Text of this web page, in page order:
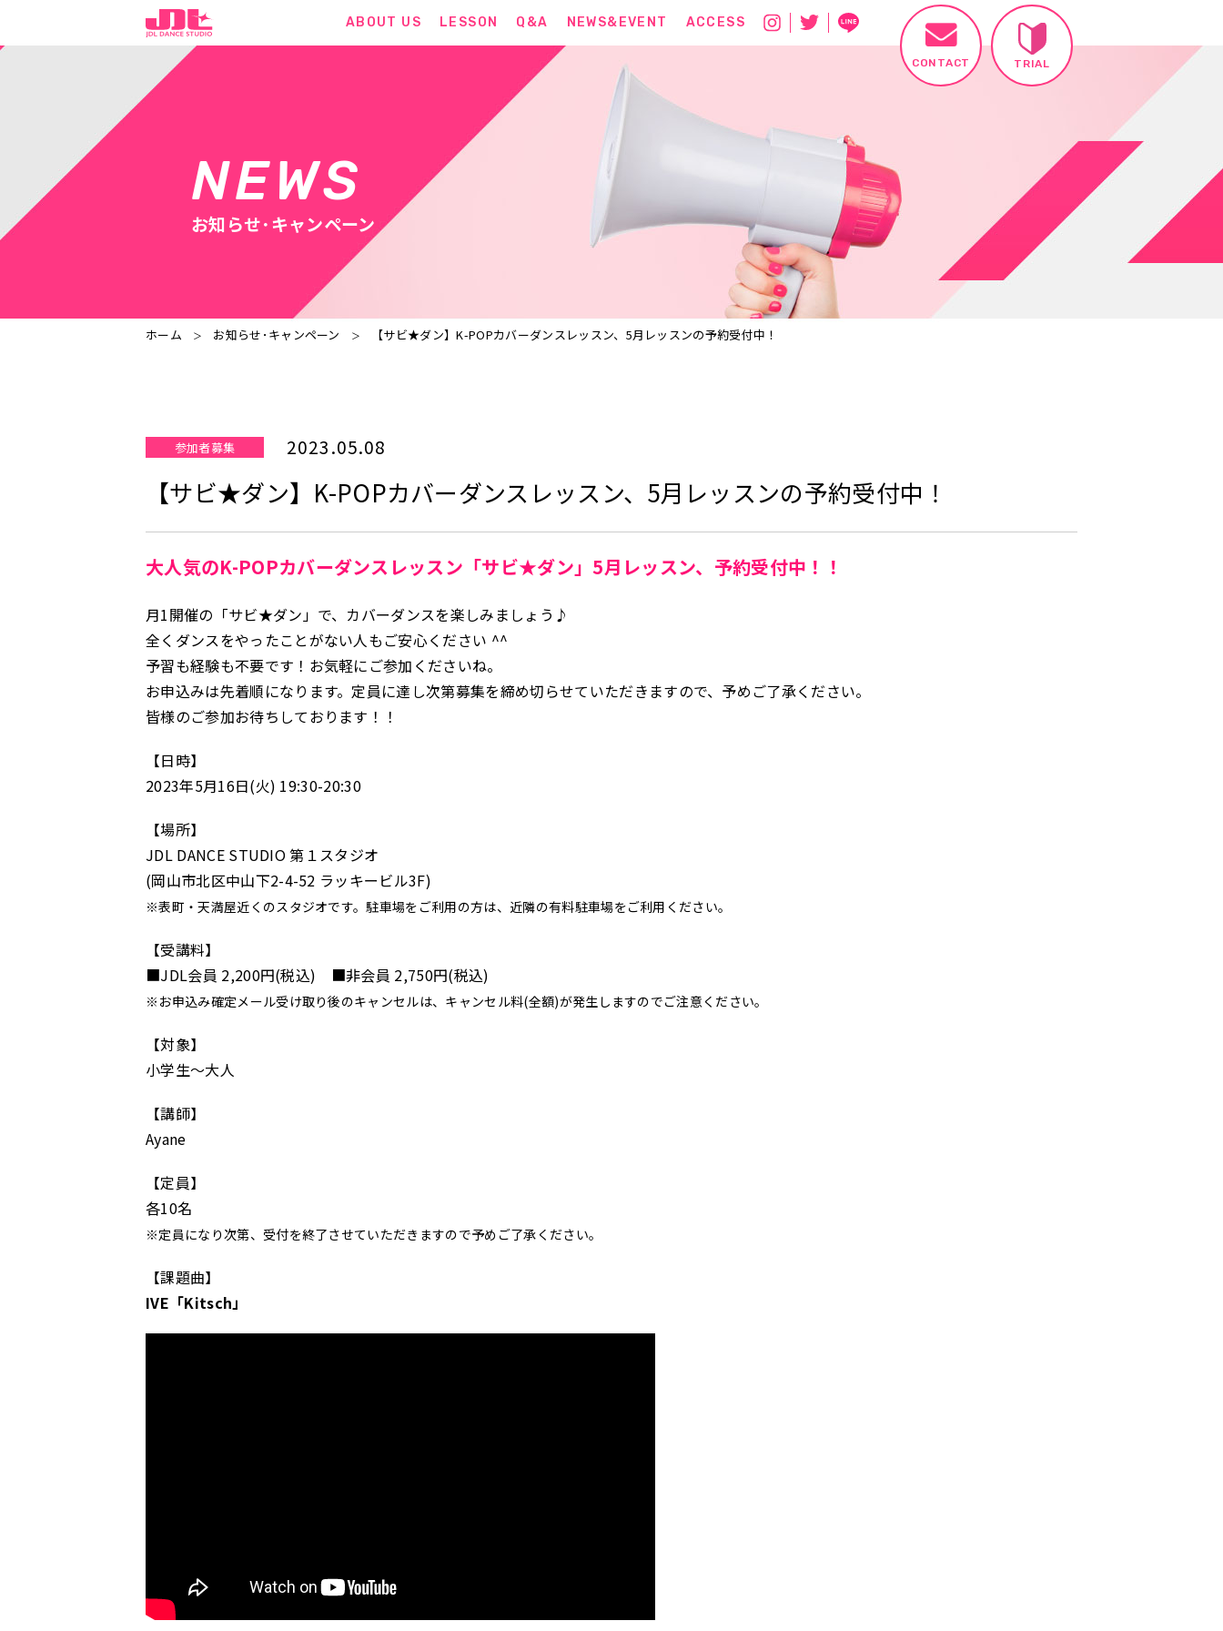
ABOUT US LESSON Q&A NEWS&EVENT ACCESS
CONTACT TRIAL
NEWS
お知らせ･キャンペーン
ホーム お知らせ･キャンペーン 【サビ★ダン】K-POPカバーダンスレッスン、5月レッスンの予約受付中！
参加者募集 2023.05.08
【サビ★ダン】K-POPカバーダンスレッスン、5月レッスンの予約受付中！
大人気のK-POPカバーダンスレッスン「サビ★ダン」5月レッスン、予約受付中！！
月1開催の「サビ★ダン」で、カバーダンスを楽しみましょう♪
全くダンスをやったことがない人もご安心ください ^^
予習も経験も不要です！お気軽にご参加くださいね。
お申込みは先着順になります。定員に達し次第募集を締め切らせていただきますので、予めご了承ください。
皆様のご参加お待ちしております！！
【日時】
2023年5月16日(火) 19:30-20:30
【場所】
JDL DANCE STUDIO 第１スタジオ
(岡山市北区中山下2-4-52 ラッキービル3F)
※表町・天満屋近くのスタジオです。駐車場をご利用の方は、近隣の有料駐車場をご利用ください。
【受講料】
■JDL会員 2,200円(税込) ■非会員 2,750円(税込)
※お申込み確定メール受け取り後のキャンセルは、キャンセル料(全額)が発生しますのでご注意ください。
【対象】
小学生～大人
【講師】
Ayane
【定員】
各10名
※定員になり次第、受付を終了させていただきますので予めご了承ください。
【課題曲】
IVE「Kitsch」